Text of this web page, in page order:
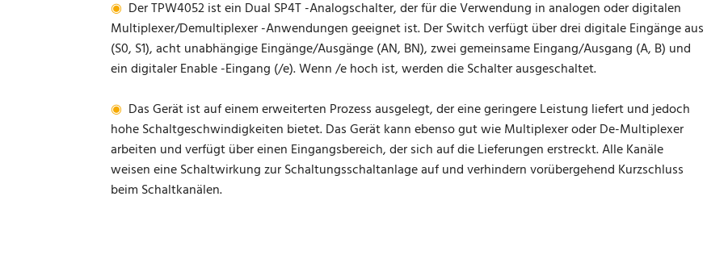
◉ Der TPW4052 ist ein Dual SP4T -Analogschalter, der für die Verwendung in analogen oder digitalen
Multiplexer/Demultiplexer -Anwendungen geeignet ist. Der Switch verfügt über drei digitale Eingänge aus
(S0, S1), acht unabhängige Eingänge/Ausgänge (AN, BN), zwei gemeinsame Eingang/Ausgang (A, B) und
ein digitaler Enable -Eingang (/e). Wenn /e hoch ist, werden die Schalter ausgeschaltet.
◉ Das Gerät ist auf einem erweiterten Prozess ausgelegt, der eine geringere Leistung liefert und jedoch
hohe Schaltgeschwindigkeiten bietet. Das Gerät kann ebenso gut wie Multiplexer oder De-Multiplexer
arbeiten und verfügt über einen Eingangsbereich, der sich auf die Lieferungen erstreckt. Alle Kanäle
weisen eine Schaltwirkung zur Schaltungsschaltanlage auf und verhindern vorübergehend Kurzschluss
beim Schaltkanälen.